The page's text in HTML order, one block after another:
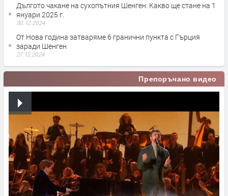
Дългото чакане на сухопътния Шенген: Какво ще стане на 1
януари 2025 г.
30.12.2024
От Нова година затваряме 6 гранични пункта с Гърция
заради Шенген
27.12.2024
Препоръчано видео